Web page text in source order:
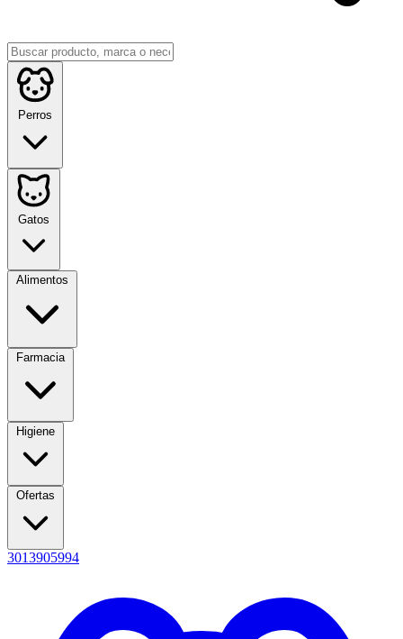
Perros
Gatos
Alimentos
Farmacia
Higiene
Ofertas
3013905994